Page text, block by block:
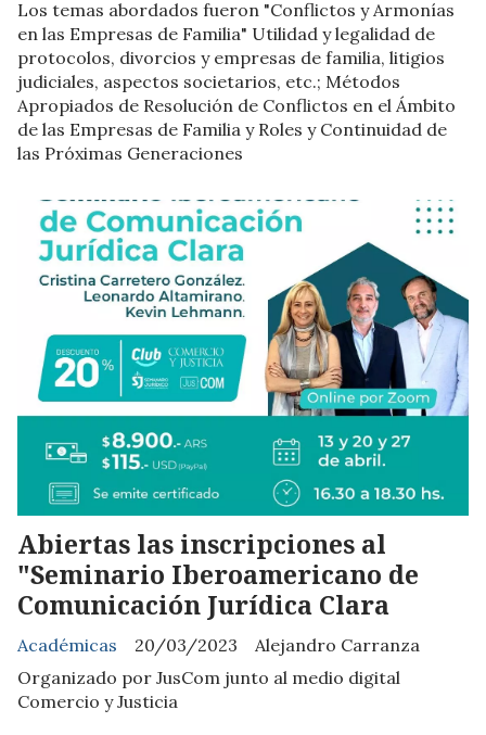
Los temas abordados fueron "Conflictos y Armonías
en las Empresas de Familia" Utilidad y legalidad de
protocolos, divorcios y empresas de familia, litigios
judiciales, aspectos societarios, etc.; Métodos
Apropiados de Resolución de Conflictos en el Ámbito
de las Empresas de Familia y Roles y Continuidad de
las Próximas Generaciones
Abiertas las inscripciones al
"Seminario Iberoamericano de
Comunicación Jurídica Clara
Alejandro Carranza
Académicas
20/03/2023
Organizado por JusCom junto al medio digital
Comercio y Justicia